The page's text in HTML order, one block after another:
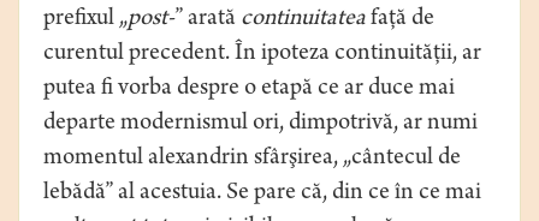
prefixul „post-” arată continuitateafaţă de
curentul precedent. În ipoteza continuităţii, ar
putea fi vorba despre o etapă ce ar duce mai
departe modernismul ori, dimpotrivă, ar numi
momentul alexandrin sfârşirea, „cântecul de
lebădă” al acestuia. Se pare că, din ce în ce mai